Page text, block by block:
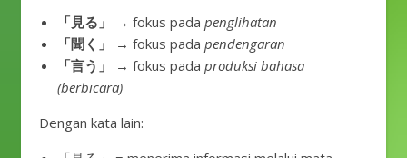
「見る」
→ fokus pada penglihatan
「聞く」
→ fokus pada pendengaran
「言う」
→ fokus pada produksi bahasa
(berbicara)
Dengan kata lain: